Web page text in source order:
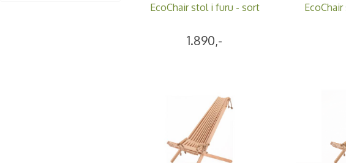
EcoChair stol i furu - sort
1.890,-